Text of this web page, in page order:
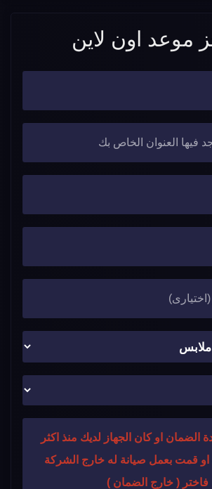
موعد اون لاين
الضمان او كان الجهاز لديك منذ اكثر
او قمت بعمل صيانة له خارج الشركة
فاختر ( خارج الضمان )